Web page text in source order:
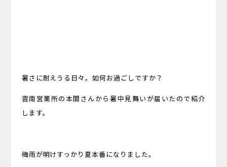
暑さに耐えうる日々。如何お過ごしですか？
雲南営業所の本間さんから暑中見舞いが届いたので紹介
します。
梅雨が明けすっかり夏本番になりました。